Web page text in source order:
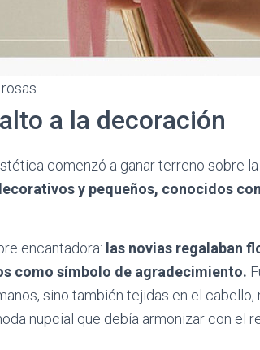
a la decoración
comenzó a ganar terreno sobre
y pequeños, conocidos
encantadora: las novias regalaban
como símbolo de agradecimiento.
sino también tejidas en el cabello,
nupcial que debía armonizar con el